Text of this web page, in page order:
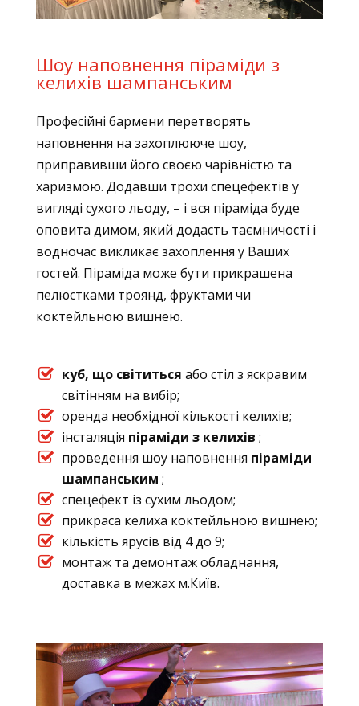
Шоу наповнення піраміди з
келихів шампанським
Професійні бармени перетворять
наповнення на захоплююче шоу,
приправивши його своєю чарівністю та
харизмою. Додавши трохи спецефектів у
вигляді сухого льоду, – і вся піраміда буде
оповита димом, який додасть таємничості і
водночас викликає захоплення у Ваших
гостей. Піраміда може бути прикрашена
пелюстками троянд, фруктами чи
коктейльною вишнею.
куб, що світиться або стіл з яскравим
світінням на вибір;
оренда необхідної кількості келихів;
інсталяція піраміди з келихів ;
проведення шоу наповнення піраміди
шампанським ;
спецефект із сухим льодом;
прикраса келиха коктейльною вишнею;
кількість ярусів від 4 до 9;
монтаж та демонтаж обладнання,
доставка в межах м.Київ.